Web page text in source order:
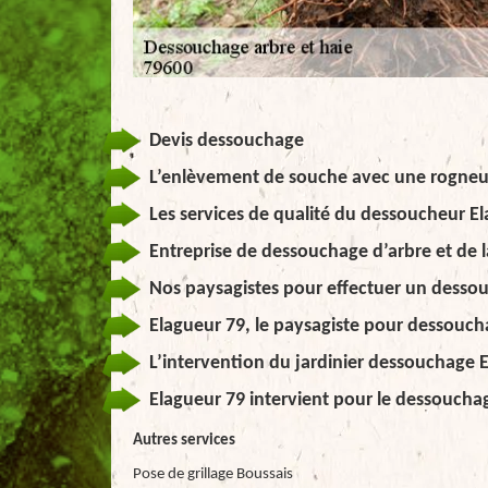
Devis dessouchage
L’enlèvement de souche avec une
Les services de qualité du dessoucheur
Entreprise de dessouchage d’arbre et de
Nos paysagistes pour effectuer un
Elagueur 79, le paysagiste pour
L’intervention du jardinier dessouchage
Elagueur 79 intervient pour le
Autres services
Pose de grillage Boussais